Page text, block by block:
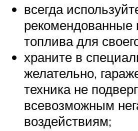
всегда
топлива для
храните в
желательно,
техника не
всевозможным
воздействиям;